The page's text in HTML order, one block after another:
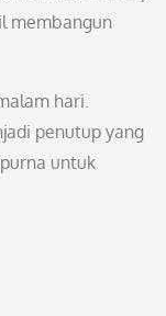
membangun
hari.
penutup yang
untuk